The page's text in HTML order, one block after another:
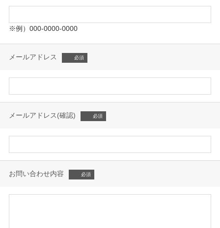
※例）000-0000-0000
メールアドレス
メールアドレス(確認)
お問い合わせ内容